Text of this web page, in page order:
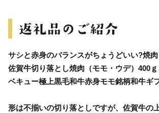
サシと赤身のバランスがちょうどいい?焼
佐賀牛切り落とし焼肉（モモ・ウデ）400
ベキュー極上黒毛和牛赤身モモ銘柄和牛ギ
形は不揃いの切り落としですが、佐賀牛の